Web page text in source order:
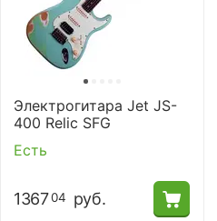
Электрогитара Jet JS-
400 Relic SFG
Есть
136704 руб.